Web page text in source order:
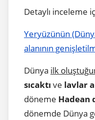
Detaylı inceleme
Yeryüzünün
alanının
Dünya ilk
sıcaktı ve lavlar
döneme Hadean
dönemde Dünya